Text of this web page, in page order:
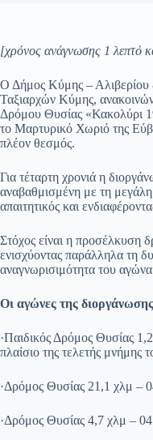
[χρόνος ανάγνωσης 1 λεπτό
Ο Δήμος Κύμης – Αλιβερίου
Ταξιαρχών Κύμης,
Δρόμου Θυσίας «Κακολύρι
το Μαρτυρικό Χωριό της
πλέον θεσμός.
Για τέταρτη χρονιά η
αναβαθμισμένη με τη μεγάλη
απαιτητικός και
Στόχος είναι η προσέλκυση
ενισχύοντας παράλληλα τη
αναγνωρισιμότητα του
Οι αγώνες της διοργάνωσης
·Παιδικός Δρόμος Θυσίας
πλαίσιο της τελετής μνήμης
·Δρόμος Θυσίας 21,1 χλμ –
·Δρόμος Θυσίας 4,7 χλμ –